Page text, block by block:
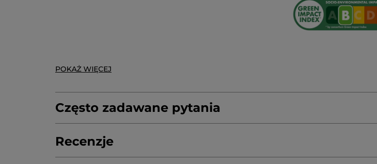
ALOEBARBADENSISLEAFJUICEPOWDER
BENZYLALCOHOL
* Składniki syntetyczne
POKAŻ WIĘCEJ
Często zadawane pytania
Recenzje